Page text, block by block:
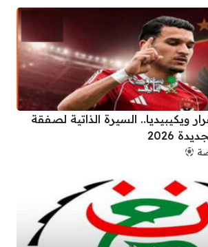
السيرة الذاتية لصفقة
2026